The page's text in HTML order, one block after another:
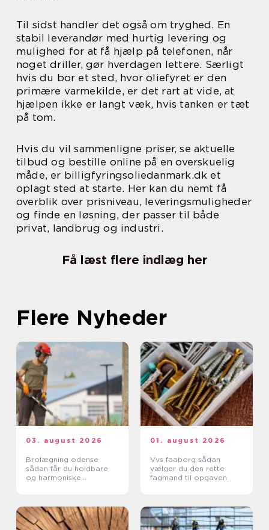
Til sidst handler det også om tryghed. En
stabil leverandør med hurtig levering og
mulighed for at få hjælp på telefonen, når
noget driller, gør hverdagen lettere. Særligt
hvis du bor et sted, hvor oliefyret er den
primære varmekilde, er det rart at vide, at
hjælpen ikke er langt væk, hvis tanken er tæt
på tom.
Hvis du vil sammenligne priser, se aktuelle
tilbud og bestille online på en overskuelig
måde, er billigfyringsoliedanmark.dk et
oplagt sted at starte. Her kan du nemt få
overblik over prisniveau, leveringsmuligheder
og finde en løsning, der passer til både
privat, landbrug og industri.
Få læst flere indlæg her
Flere Nyheder
03. august 2026
Brolægning odense
sådan får du holdbare
og harmoniske
01. august 2026
Vvs faaborg sådan
vælger du den rette
fagmand til opgaven